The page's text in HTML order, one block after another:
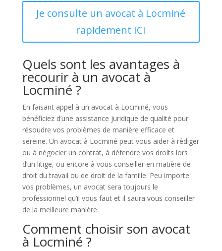
Je consulte un avocat à Locminé
rapidement ICI
Quels sont les avantages à
recourir à un avocat à
Locminé ?
En faisant appel à un avocat à Locminé, vous
bénéficiez d’une assistance juridique de qualité pour
résoudre vos problèmes de manière efficace et
sereine. Un avocat à Locminé peut vous aider à rédiger
ou à négocier un contrat, à défendre vos droits lors
d’un litige, ou encore à vous conseiller en matière de
droit du travail ou de droit de la famille. Peu importe
vos problèmes, un avocat sera toujours le
professionnel qu’il vous faut et il saura vous conseiller
de la meilleure manière.
Comment choisir son avocat
à Locminé ?